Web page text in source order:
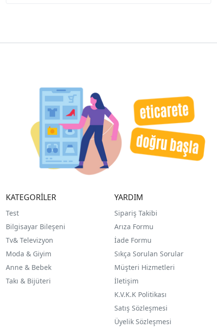
KATEGORİLER
Test
Bilgisayar Bileşeni
Tv& Televizyon
Moda & Giyim
Anne & Bebek
Takı & Bijüteri
YARDIM
Sipariş Takibi
Arıza Formu
İade Formu
Sıkça Sorulan Sorular
Müşteri Hizmetleri
İletişim
K.V.K.K Politikası
Satış Sözleşmesi
Üyelik Sözleşmesi